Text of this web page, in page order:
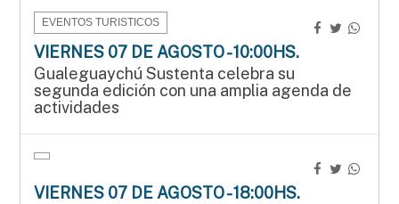
EVENTOS TURISTICOS
VIERNES 07 DE AGOSTO - 10:00HS.
Gualeguaychú Sustenta celebra su
segunda edición con una amplia agenda de
actividades
VIERNES 07 DE AGOSTO - 18:00HS.